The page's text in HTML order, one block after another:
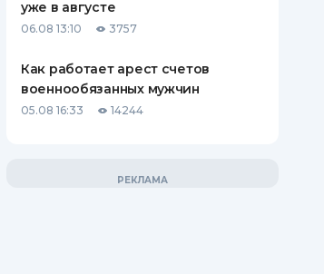
уже в августе
06.08 13:10 3757
Как работает арест счетов
военнообязанных мужчин
05.08 16:33 14244